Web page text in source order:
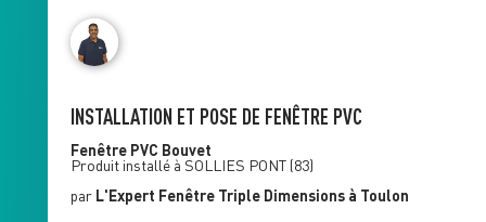
INSTALLATION ET POSE DE FENÊTRE PVC
Fenêtre PVC Bouvet
Produit installé à SOLLIES PONT (83)
par L'Expert Fenêtre Triple Dimensions à Toulon